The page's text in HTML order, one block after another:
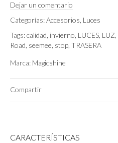
Dejar un comentario
Categorías:Accesorios, Luces
Tags:calidad, invierno, LUCES, LUZ,
Road, seemee, stop, TRASERA
Marca: Magicshine
Compartir
CARACTERÍSTICAS